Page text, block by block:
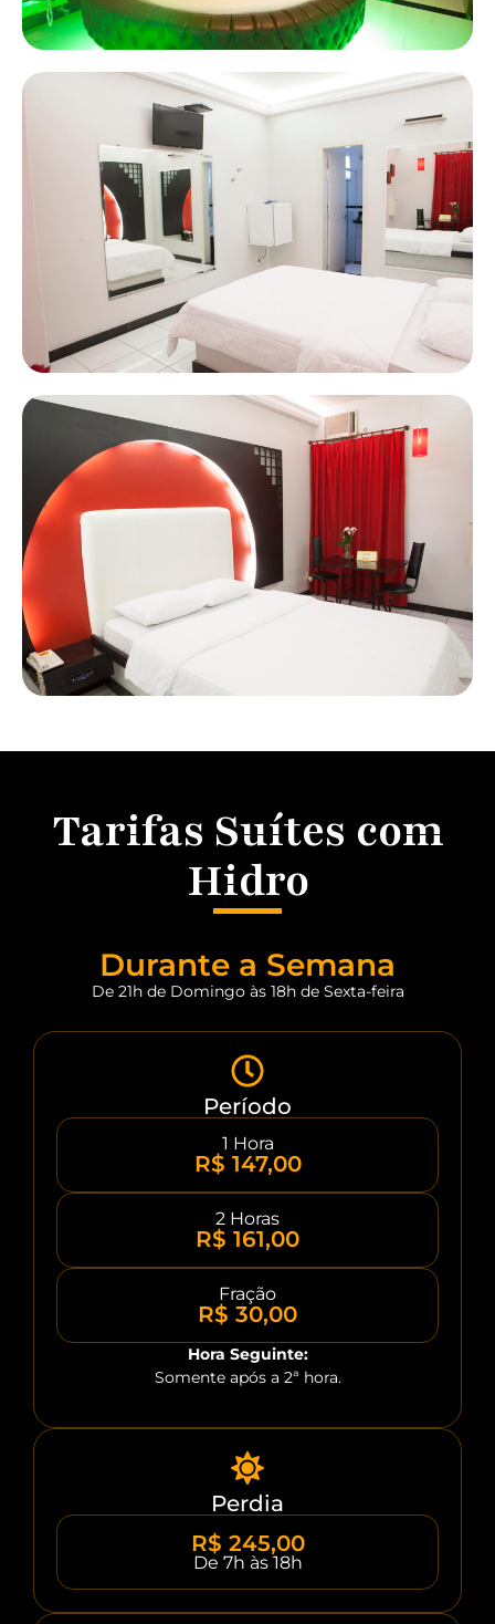
Tarifas Suítes com
Hidro
Durante a Semana
De 21h de Domingo às 18h de Sexta-feira
Período
1 Hora
R$ 147,00
2 Horas
R$ 161,00
Fração
R$ 30,00
Hora Seguinte:
Somente após a 2ª hora.
Perdia
R$ 245,00
De 7h às 18h